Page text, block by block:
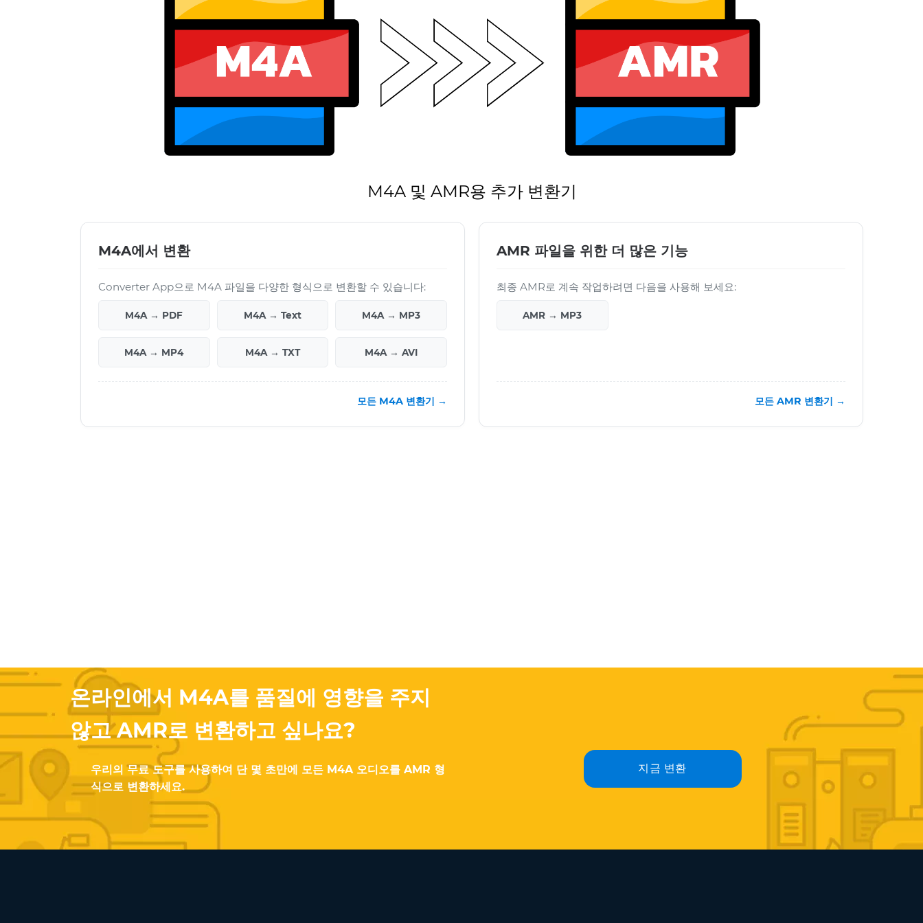
M4A 및 AMR용 추가 변환기
M4A에서 변환
Converter App으로 M4A 파일을 다양한 형식으로 변환할 수 있습니다:
M4A → PDF M4A → Text M4A → MP3
M4A → MP4 M4A → TXT M4A → AVI
모든 M4A 변환기 →
AMR 파일을 위한 더 많은 기능
최종 AMR로 계속 작업하려면 다음을 사용해 보세요:
AMR → MP3
모든 AMR 변환기 →
온라인에서 M4A를 품질에 영향을 주지
않고 AMR로 변환하고 싶나요?
우리의 무료 도구를 사용하여 단 몇 초만에 모든 M4A 오디오를 AMR 형
식으로 변환하세요.
지금 변환